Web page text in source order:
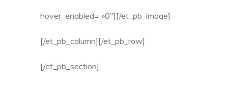
hover_enabled= »0″][/et_pb_image]
[/et_pb_column][/et_pb_row]
[/et_pb_section]